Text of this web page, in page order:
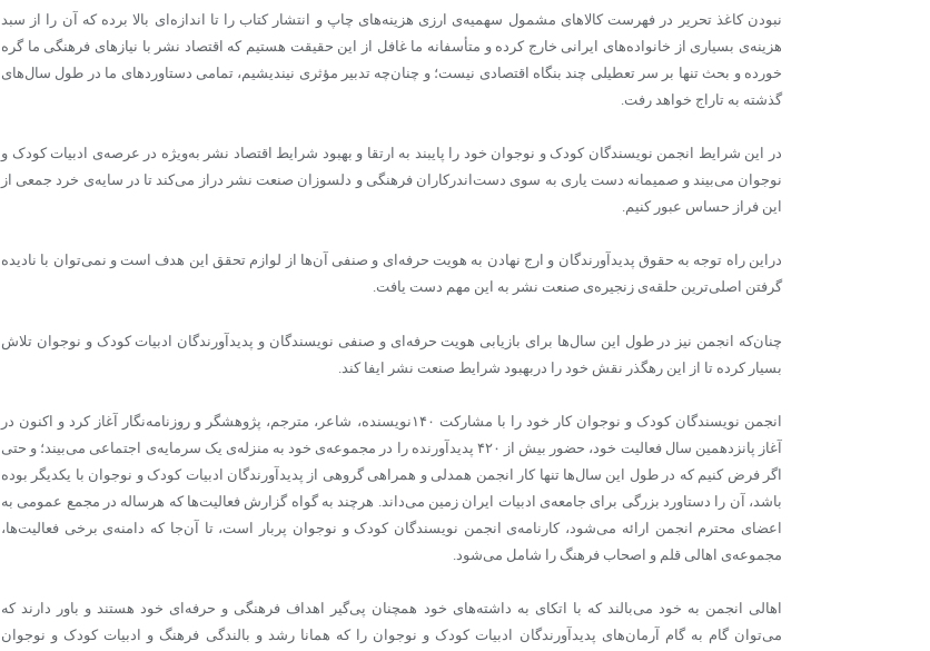
نبودن کاغذ تحریر در فهرست کالاهای مشمول سهمیه‌ی ارزی هزینه‌های چاپ و انتشار کتاب را تا اندازه‌ای بالا برده که آن را از سبد
هزینه‌ی بسیاری از خانواده‌های ایرانی خارج کرده و متأسفانه ما غافل از این حقیقت هستیم که اقتصاد نشر با نیازهای فرهنگی ما گره
خورده و بحث تنها بر سر تعطیلی چند بنگاه اقتصادی نیست؛ و چنان‌چه تدبیر مؤثری نیندیشیم، تمامی دستاوردهای ما در طول سال‌های
گذشته به تاراج خواهد رفت.
در این شرایط انجمن نویسندگان کودک و نوجوان خود را پایبند به ارتقا و بهبود شرایط اقتصاد نشر به‌ویژه در عرصه‌ی ادبیات کودک و
نوجوان می‌بیند و صمیمانه دست یاری به سوی دست‌اندرکاران فرهنگی و دلسوزان صنعت نشر دراز می‌کند تا در سایه‌ی خرد جمعی از
این فراز حساس عبور کنیم.
دراین راه توجه به حقوق پدیدآورندگان و ارج نهادن به هویت حرفه‌ای و صنفی آن‌ها از لوازم تحقق این هدف است و نمی‌توان با نادیده
گرفتن اصلی‌ترین حلقه‌ی زنجیره‌ی صنعت نشر به این مهم دست یافت.
چنان‌که انجمن نیز در طول این سال‌ها برای بازیابی هویت حرفه‌ای و صنفی نویسندگان و پدیدآورندگان ادبیات کودک و نوجوان تلاش
بسیار کرده تا از این رهگذر نقش خود را دربهبود شرایط صنعت نشر ایفا کند.
انجمن نویسندگان کودک و نوجوان کار خود را با مشارکت ۱۴۰نویسنده، شاعر، مترجم، پژوهشگر و روزنامه‌نگار آغاز کرد و ‌اکنون در
آغاز پانزدهمین سال فعالیت خود، حضور بیش از ۴۲۰ پدیدآورنده را در مجموعه‌ی خود به منزله‌ی یک سرمایه‌ی اجتماعی می‌بیند؛ و حتی
اگر فرض کنیم که در طول این سال‌ها تنها کار انجمن همدلی و همراهی گروهی از پدیدآورندگان ادبیات کودک و نوجوان با یکدیگر بوده
باشد، آن را دستاورد بزرگی برای جامعه‌ی ادبیات ایران زمین می‌داند. هرچند به گواه گزارش فعالیت‌ها که هرساله در مجمع عمومی به
اعضای محترم انجمن ارائه می‌شود، ‌کارنامه‌ی انجمن نویسندگان کودک و نوجوان پربار است، تا آن‌جا که دامنه‌ی برخی فعالیت‌ها،
مجموعه‌ی اهالی قلم و اصحاب فرهنگ را شامل می‌شود.
اهالی انجمن به خود می‌بالند که با اتکای به داشته‌های خود همچنان پی‌گیر اهداف فرهنگی و حرفه‌ای خود هستند و باور دارند که
می‌توان گام به گام آرمان‌های پدیدآورندگان ادبیات کودک و نوجوان را که همانا رشد و بالندگی فرهنگ و ادبیات کودک و نوجوان